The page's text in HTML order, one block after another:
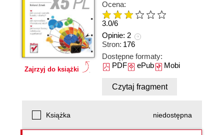
Zajrzyj do książki
Ocena:
3.0/6
Opinie: 2
Stron: 176
Dostępne formaty:
PDFePubMobi
Czytaj fragment
Książka niedostępna